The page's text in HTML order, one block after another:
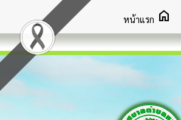
หน้าแรก home